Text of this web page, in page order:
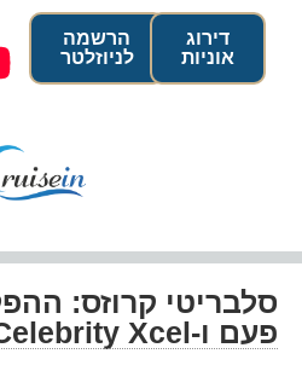
הרשמה
לניוזלטר
דירוג
אוניות
סלבריטי קרוזס:
פעם ו-Celebrity Xcel באירופה